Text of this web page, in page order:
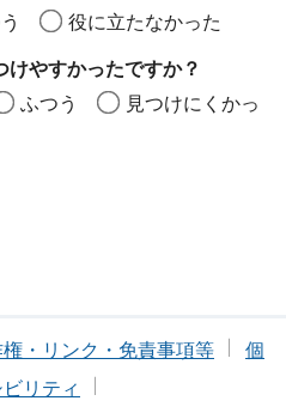
役に立たなかった
やすかったですか？
ふつう
見つけにくかっ
・リンク・免責事項等
個
リティ